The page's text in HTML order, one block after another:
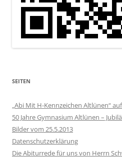
SEITEN
„Abi Mit H-Kennzeichen Altlünen“
50 Jahre Gymnasium Altlünen –
Bilder vom 25.5.2013
Datenschutzerklärung
Die Abiturrede für uns von Herrn